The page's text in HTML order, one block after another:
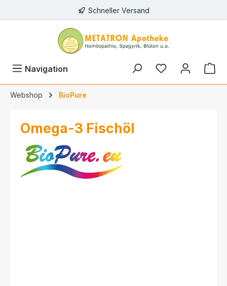
Schneller Versand
Navigation
Webshop BioPure
Omega-3 Fischöl